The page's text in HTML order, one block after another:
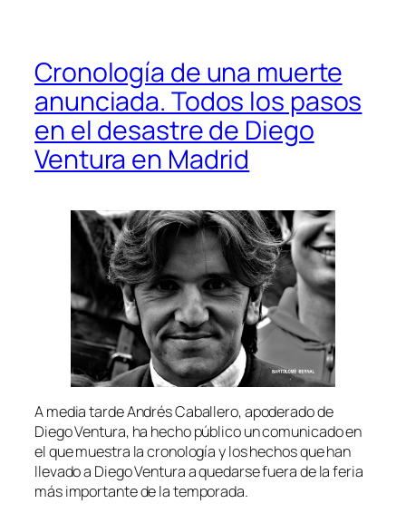
Cronología de una muerte
anunciada. Todos los pasos
en el desastre de Diego
Ventura en Madrid
A media tarde Andrés Caballero, apoderado de
Diego Ventura, ha hecho público un comunicado en
el que muestra la cronología y los hechos que han
llevado a Diego Ventura a quedarse fuera de la feria
más importante de la temporada.